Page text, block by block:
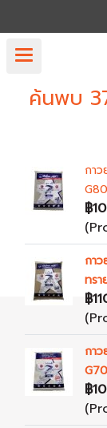
ค้นพบ
กา
฿
กา
ทรา
฿
กา
฿